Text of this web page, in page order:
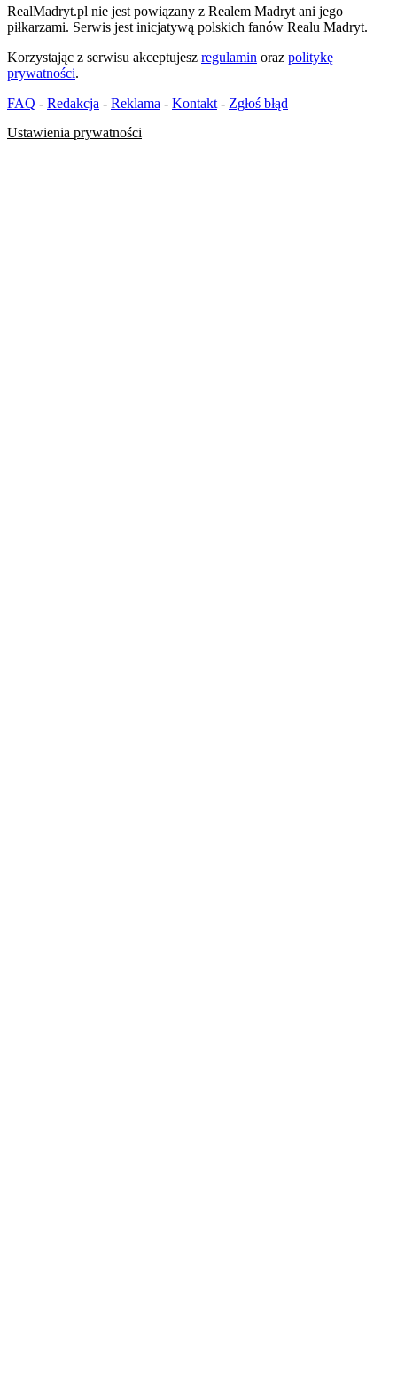
RealMadryt.pl nie jest powiązany z Realem Madryt ani jego
piłkarzami. Serwis jest inicjatywą polskich fanów Realu Madryt.
Korzystając z serwisu akceptujesz regulamin oraz politykę
prywatności.
FAQ - Redakcja - Reklama - Kontakt - Zgłoś błąd
Ustawienia prywatności